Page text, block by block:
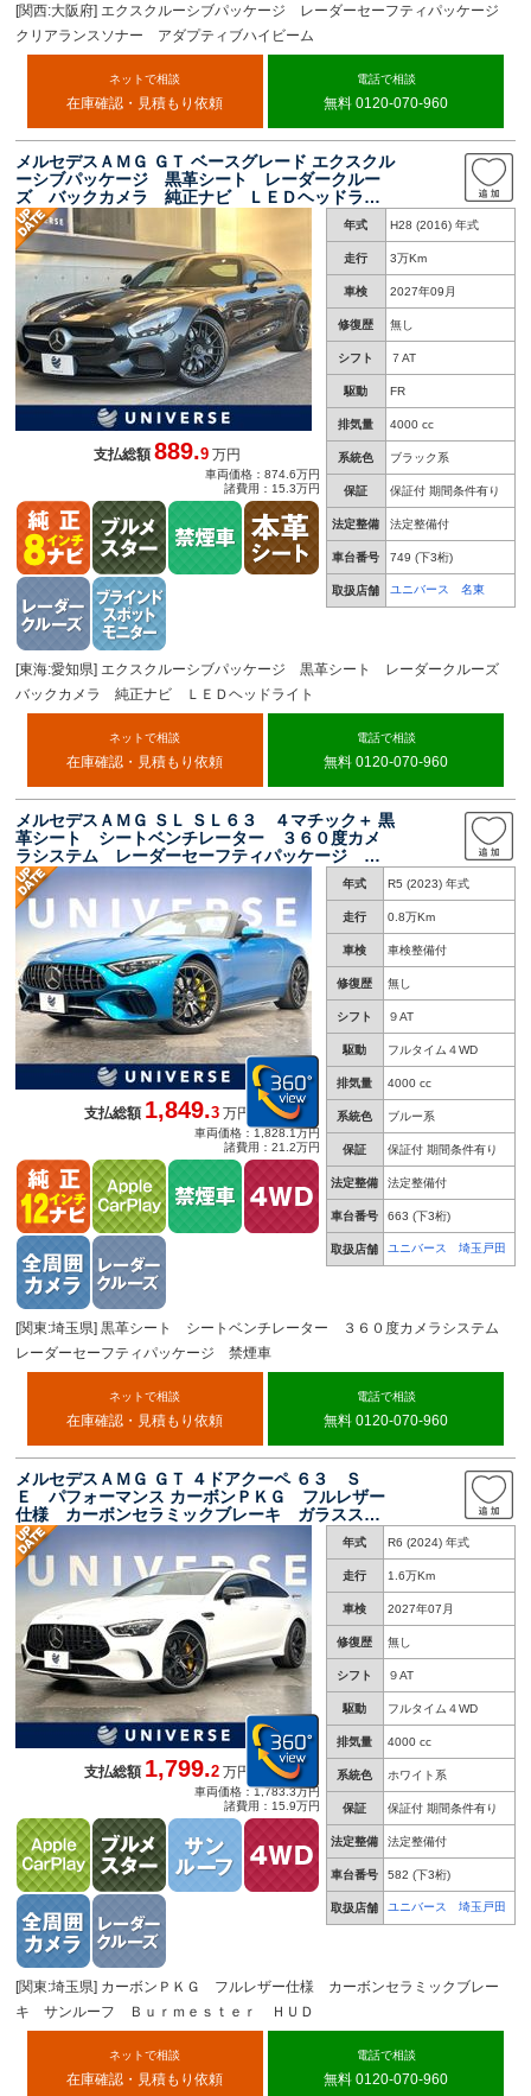
[関西:大阪府] エクスクルーシブパッケージ レーダーセーフティパッケージ
クリアランスソナー アダプティブハイビーム
ネットで相談
在庫確認・見積もり依頼
電話で相談
無料 0120-070-960
メルセデスＡＭＧ ＧＴ ベースグレード エクスクル
ーシブパッケージ 黒革シート レーダークルー
ズ バックカメラ 純正ナビ ＬＥＤヘッドライ
ト 前席シートヒーター メモリー付パワーシー
ト コーナーセンサー ブラインドスポット Ｅ
ＴＣ 禁煙車
年式 H28 (2016) 年式
走行 3万Km
車検 2027年09月
修復歴 無し
シフト ７AT
駆動 FR
排気量 4000 cc
系統色 ブラック系
保証 保証付 期間条件有り
法定整備 法定整備付
車台番号 749 (下3桁)
取扱店舗 ユニバース 名東
支払総額889.9 万円
車両価格：874.6万円
諸費用：15.3万円
[東海:愛知県] エクスクルーシブパッケージ 黒革シート レーダークルーズ
バックカメラ 純正ナビ ＬＥＤヘッドライト
ネットで相談
在庫確認・見積もり依頼
電話で相談
無料 0120-070-960
メルセデスＡＭＧ ＳＬ ＳＬ６３ ４マチック＋ 黒
革シート シートベンチレーター ３６０度カメ
ラシステム レーダーセーフティパッケージ デ
ィストロニックプラス 純正１２．３インチナ
ビ アップルカープレイ 禁煙車 ４ＷＤ 純正
２１インチアルミホイール
年式 R5 (2023) 年式
走行 0.8万Km
車検 車検整備付
修復歴 無し
シフト ９AT
駆動 フルタイム４WD
排気量 4000 cc
系統色 ブルー系
保証 保証付 期間条件有り
法定整備 法定整備付
車台番号 663 (下3桁)
取扱店舗 ユニバース 埼玉戸田
支払総額1,849.3 万円
車両価格：1,828.1万円
諸費用：21.2万円
[関東:埼玉県] 黒革シート シートベンチレーター ３６０度カメラシステム
レーダーセーフティパッケージ 禁煙車
ネットで相談
在庫確認・見積もり依頼
電話で相談
無料 0120-070-960
メルセデスＡＭＧ ＧＴ ４ドアクーペ ６３ Ｓ
Ｅ パフォーマンス カーボンＰＫＧ フルレザー
仕様 カーボンセラミックブレーキ ガラススラ
イディングルーフ Ｂｕｒｍｅｓｔｅｒサウン
ド レーダーセーフティ 全周囲カメラ ＨＵ
Ｄ エアサス 純正ナビＴＶ カープレイ
年式 R6 (2024) 年式
走行 1.6万Km
車検 2027年07月
修復歴 無し
シフト ９AT
駆動 フルタイム４WD
排気量 4000 cc
系統色 ホワイト系
保証 保証付 期間条件有り
法定整備 法定整備付
車台番号 582 (下3桁)
取扱店舗 ユニバース 埼玉戸田
支払総額1,799.2 万円
車両価格：1,783.3万円
諸費用：15.9万円
[関東:埼玉県] カーボンＰＫＧ フルレザー仕様 カーボンセラミックブレー
キ サンルーフ Ｂｕｒｍｅｓｔｅｒ ＨＵＤ
ネットで相談
在庫確認・見積もり依頼
電話で相談
無料 0120-070-960